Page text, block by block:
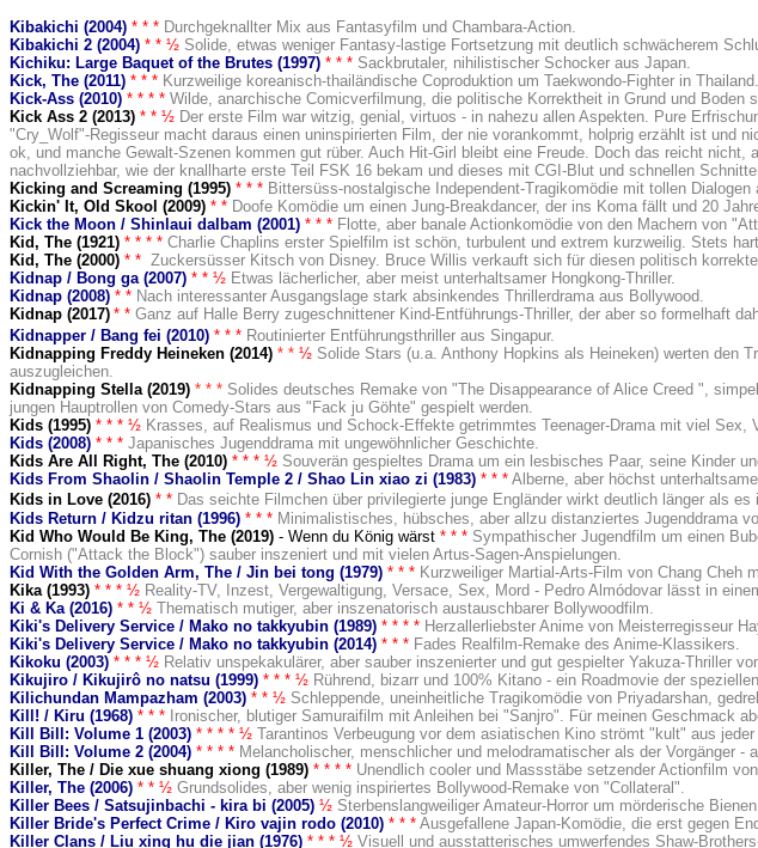
Kibakichi (2004) * * * Durchgeknallter Mix aus Fantasyfilm und Chambara-Action.
Kibakichi 2 (2004) * * ½ Solide, etwas weniger Fantasy-lastige Fortsetzung mit deutlich schwächerem
Kichiku: Large Baquet of the Brutes (1997) * * * Sackbrutaler, nihilistischer Schocker aus Japan.
Kick, The (2011) * * * Kurzweilige koreanisch-thailändische Coproduktion um Taekwondo-Fighter in Thailand.
Kick-Ass (2010) * * * * Wilde, anarchische Comicverfilmung, die politische Korrektheit in Grund und Boden
Kick Ass 2 (2013) * * ½ Der erste Film war witzig, genial, virtuos - in nahezu allen Aspekten. Pure
"Cry_Wolf"-Regisseur macht daraus einen uninspirierten Film, der nie vorankommt, holprig erzählt ist
ok, und manche Gewalt-Szenen kommen gut rüber. Auch Hit-Girl bleibt eine Freude. Doch das reicht
nachvollziehbar, wie der knallharte erste Teil FSK 16 bekam und dieses mit CGI-Blut und schnellen
Kicking and Screaming (1995) * * * Bittersüss-nostalgische Independent-Tragikomödie mit tollen Dialogen
Kickin' It, Old Skool (2009) * * Doofe Komödie um einen Jung-Breakdancer, der ins Koma fällt und 20
Kick the Moon / Shinlaui dalbam (2001) * * * Flotte, aber banale Actionkomödie von den Machern von
Kid, The (1921) * * * * Charlie Chaplins erster Spielfilm ist schön, turbulent und extrem kurzweilig. Stets
Kid, The (2000) * * Zuckersüsser Kitsch von Disney. Bruce Willis verkauft sich für diesen politisch
Kidnap / Bong ga (2007) * * ½ Etwas lächerlicher, aber meist unterhaltsamer Hongkong-Thriller.
Kidnap (2008) * * Nach interessanter Ausgangslage stark absinkendes Thrillerdrama aus Bollywood.
Kidnap (2017) * * Ganz auf Halle Berry zugeschnittener Kind-Entführungs-Thriller, der aber so formelhaft
Kidnapper / Bang fei (2010) * * * Routinierter Entführungsthriller aus Singapur.
Kidnapping Freddy Heineken (2014) * * ½ Solide Stars (u.a. Anthony Hopkins als Heineken) werten den
auszugleichen.
Kidnapping Stella (2019) * * * Solides deutsches Remake von "The Disappearance of Alice Creed ",
jungen Hauptrollen von Comedy-Stars aus "Fack ju Göhte" gespielt werden.
Kids (1995) * * * ½ Krasses, auf Realismus und Schock-Effekte getrimmtes Teenager-Drama mit viel
Kids (2008) * * * Japanisches Jugenddrama mit ungewöhnlicher Geschichte.
Kids Are All Right, The (2010) * * * ½ Souverän gespieltes Drama um ein lesbisches Paar, seine Kinder
Kids From Shaolin / Shaolin Temple 2 / Shao Lin xiao zi (1983) * * * Alberne, aber höchst
Kids in Love (2016) * * Das seichte Filmchen über privilegierte junge Engländer wirkt deutlich länger als
Kids Return / Kidzu ritan (1996) * * * Minimalistisches, hübsches, aber allzu distanziertes Jugenddrama
Kid Who Would Be King, The (2019) - Wenn du König wärst * * * Sympathischer Jugendfilm um einen
Cornish ("Attack the Block") sauber inszeniert und mit vielen Artus-Sagen-Anspielungen.
Kid With the Golden Arm, The / Jin bei tong (1979) * * * Kurzweiliger Martial-Arts-Film von Chang Cheh
Kika (1993) * * * ½ Reality-TV, Inzest, Vergewaltigung, Versace, Sex, Mord - Pedro Almódovar lässt in
Ki & Ka (2016) * * ½ Thematisch mutiger, aber inszenatorisch austauschbarer Bollywoodfilm.
Kiki's Delivery Service / Mako no takkyubin (1989) * * * * Herzallerliebster Anime von Meisterregisseur
Kiki's Delivery Service / Mako no takkyubin (2014) * * * Fades Realfilm-Remake des Anime-Klassikers.
Kikoku (2003) * * * ½ Relativ unspekakulärer, aber sauber inszenierter und gut gespielter Yakuza-Thriller
Kikujiro / Kikujirô no natsu (1999) * * * ½ Rührend, bizarr und 100% Kitano - ein Roadmovie der
Kilichundan Mampazham (2003) * * ½ Schleppende, uneinheitliche Tragikomödie von Priyadarshan,
Kill! / Kiru (1968) * * * Ironischer, blutiger Samuraifilm mit Anleihen bei "Sanjro". Für meinen Geschmack
Kill Bill: Volume 1 (2003) * * * * ½ Tarantinos Verbeugung vor dem asiatischen Kino strömt "kult" aus
Kill Bill: Volume 2 (2004) * * * * Melancholischer, menschlicher und melodramatischer als der Vorgänger
Killer, The / Die xue shuang xiong (1989) * * * * Unendlich cooler und Massstäbe setzender Actionfilm
Killer, The (2006) * * ½ Grundsolides, aber wenig inspiriertes Bollywood-Remake von "Collateral".
Killer Bees / Satsujinbachi - kira bi (2005) ½ Sterbenslangweiliger Amateur-Horror um mörderische
Killer Bride's Perfect Crime / Kiro vajin rodo (2010) * * * Ausgefallene Japan-Komödie, die erst gegen
Killer Clans / Liu xing hu die jian (1976) * * * ½ Visuell und ausstatterisches umwerfendes Shaw-